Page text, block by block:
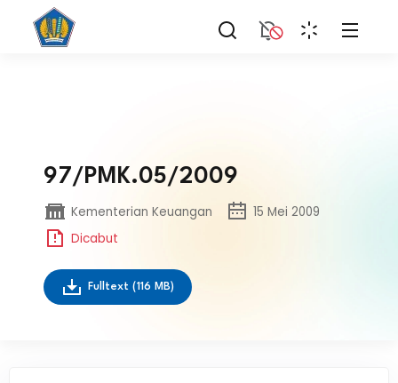
97/PMK.05/2009
Kementerian Keuangan
15 Mei 2009
Dicabut
Fulltext (116 MB)